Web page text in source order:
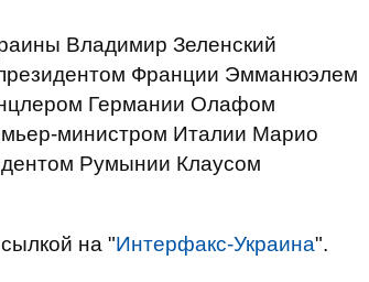
Владимир Зеленский
президентом Франции Эмманюэлем
Германии Олафом
министром Италии Марио
Румынии Клаусом
на "Интерфакс-Украина".